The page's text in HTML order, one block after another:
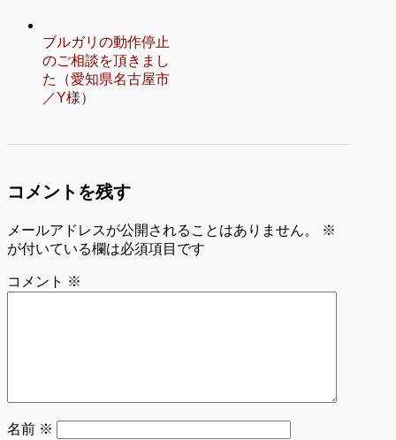
ブルガリの動作停止
のご相談を頂きまし
た（愛知県名古屋市
／Y様）
コメントを残す
メールアドレスが公開されることはありません。
※
が付いている欄は必須項目です
コメント ※
名前 ※